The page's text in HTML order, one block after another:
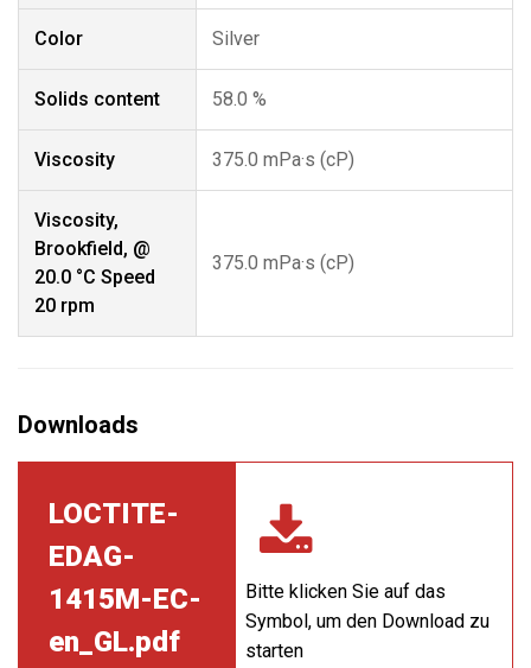
Color Silver
Solids content 58.0 %
Viscosity 375.0 mPa·s (cP)
Viscosity,
Brookfield, @
20.0 °C Speed
20 rpm
375.0 mPa·s (cP)
LOCTITE-
EDAG-
1415M-EC-
en_GL.pdf
Bitte klicken Sie auf das
Symbol, um den Download zu
starten